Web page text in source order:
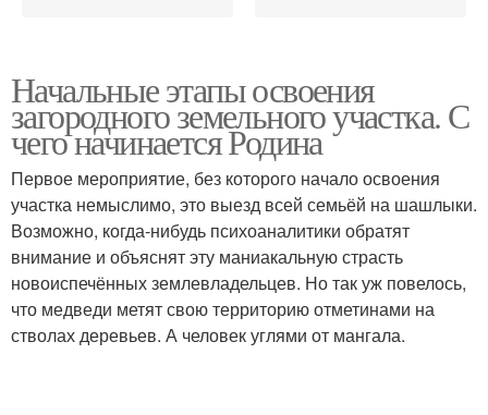
Начальные этапы освоения
загородного земельного участка. С
чего начинается Родина
Первое мероприятие, без которого начало освоения
участка немыслимо, это выезд всей семьёй на шашлыки.
Возможно, когда-нибудь психоаналитики обратят
внимание и объяснят эту маниакальную страсть
новоиспечённых землевладельцев. Но так уж повелось,
что медведи метят свою территорию отметинами на
стволах деревьев. А человек углями от мангала.